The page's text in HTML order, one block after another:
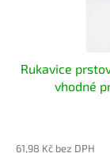
Rukavice
vhodné
61,98 Kč bez DPH